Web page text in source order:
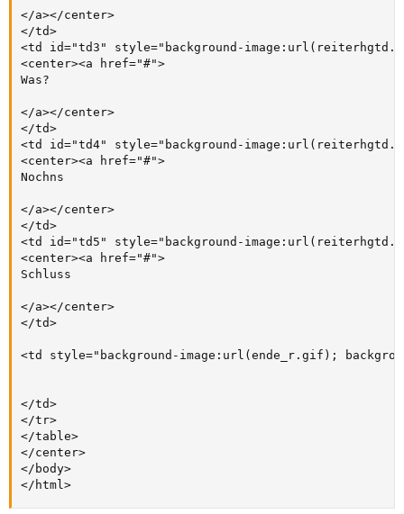
</a></center>
</td>
<td id="td3" style="background-
<center><a href="#">
Was?
</a></center>
</td>
<td id="td4" style="background-
<center><a href="#">
Nochns
</a></center>
</td>
<td id="td5" style="background-
<center><a href="#">
Schluss
</a></center>
</td>
<td style="background-image:url(ende_r.gif);
</td>
</tr>
</table>
</center>
</body>
</html>